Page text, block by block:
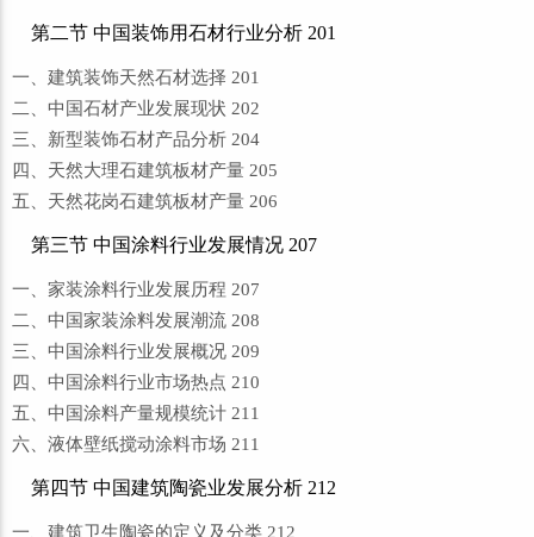
第二节 中国装饰用石材行业分析 201
一、建筑装饰天然石材选择 201
二、中国石材产业发展现状 202
三、新型装饰石材产品分析 204
四、天然大理石建筑板材产量 205
五、天然花岗石建筑板材产量 206
第三节 中国涂料行业发展情况 207
一、家装涂料行业发展历程 207
二、中国家装涂料发展潮流 208
三、中国涂料行业发展概况 209
四、中国涂料行业市场热点 210
五、中国涂料产量规模统计 211
六、液体壁纸搅动涂料市场 211
第四节 中国建筑陶瓷业发展分析 212
一、建筑卫生陶瓷的定义及分类 212